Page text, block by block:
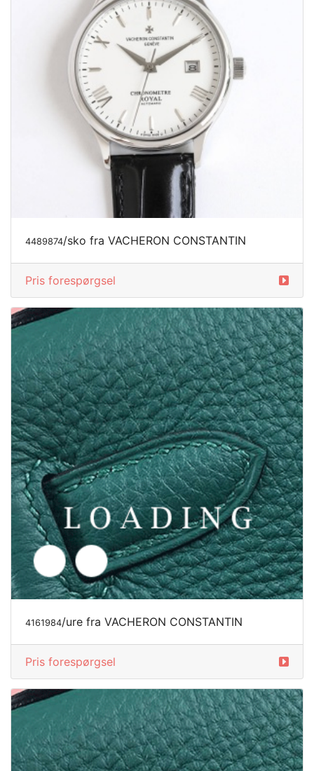
4489874/sko fra VACHERON CONSTANTIN
Pris forespørgsel
4161984/ure fra VACHERON CONSTANTIN
Pris forespørgsel